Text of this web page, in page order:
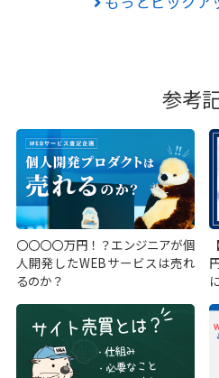
参考
〇〇〇〇万円！？エンジニアが個
人開発したWEBサービスは売れ
るのか？